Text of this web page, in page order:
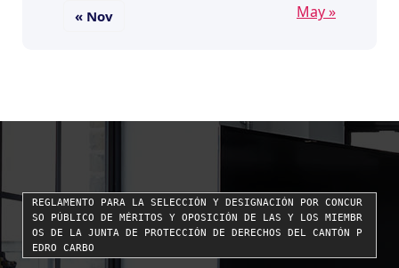
« Nov May »
REGLAMENTO PARA LA SELECCIÓN Y DESIGNACIÓN POR CONCUR
SO PÚBLICO DE MÉRITOS Y OPOSICIÓN DE LAS Y LOS MIEMBR
OS DE LA JUNTA DE PROTECCIÓN DE DERECHOS DEL CANTÓN P
EDRO CARBO